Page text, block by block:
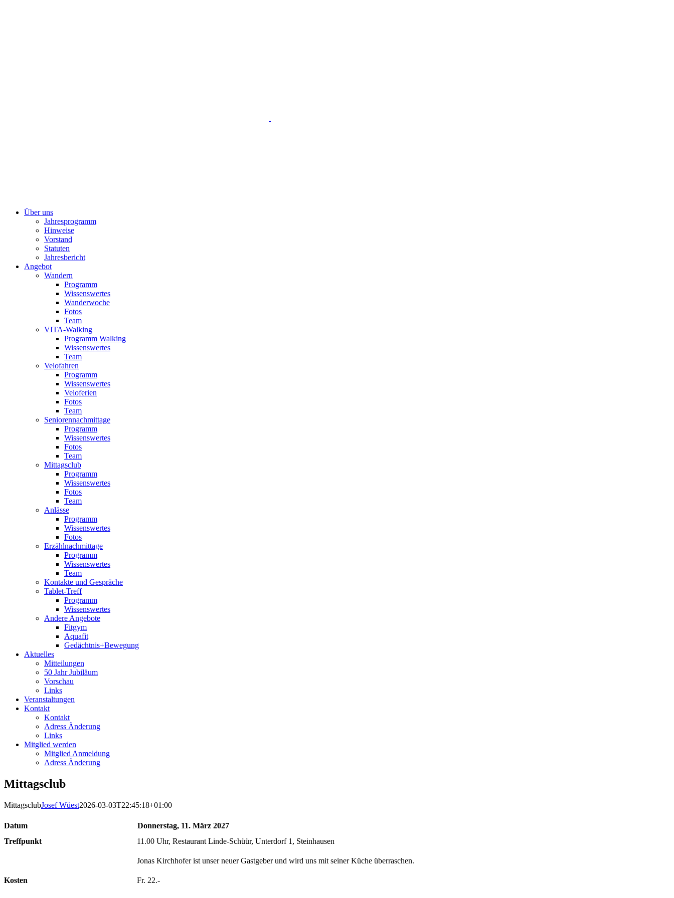
Über uns
Jahresprogramm
Hinweise
Vorstand
Statuten
Jahresbericht
Angebot
Wandern
Programm
Wissenswertes
Wanderwoche
Fotos
Team
VITA-Walking
Programm Walking
Wissenswertes
Team
Velofahren
Programm
Wissenswertes
Veloferien
Fotos
Team
Seniorennachmittage
Programm
Wissenswertes
Fotos
Team
Mittagsclub
Programm
Wissenswertes
Fotos
Team
Anlässe
Programm
Wissenswertes
Fotos
Erzählnachmittage
Programm
Wissenswertes
Team
Kontakte und Gespräche
Tablet-Treff
Programm
Wissenswertes
Andere Angebote
Fitgym
Aquafit
Gedächtnis+Bewegung
Aktuelles
Mitteilungen
50 Jahr Jubiläum
Vorschau
Links
Veranstaltungen
Kontakt
Kontakt
Adress Änderung
Links
Mitglied werden
Mitglied Anmeldung
Adress Änderung
Mittagsclub
MittagsclubJosef Wüest2026-03-03T22:45:18+01:00
Datum
Donnerstag, 11. März 2027
Treffpunkt
11.00 Uhr, Restaurant Linde-Schüür, Unterdorf 1, Steinhausen
Jonas Kirchhofer ist unser neuer Gastgeber und wird uns mit seiner Küche überraschen.
Kosten Fr. 22.-